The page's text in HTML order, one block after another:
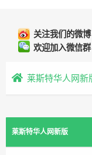
关注我们的微博
欢迎加入微信群
莱斯特华人网新
莱斯特华人网新版